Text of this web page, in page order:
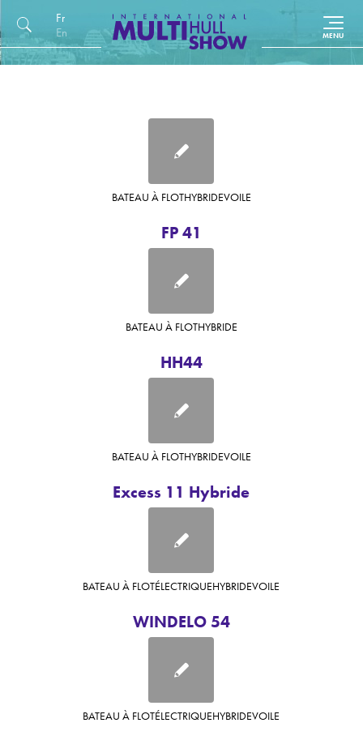
Français
English (UK)
FP 41
BATEAU À FLOTHYBRIDEVOILE
HH44
BATEAU À FLOTHYBRIDE
Excess 11 Hybride
BATEAU À FLOTHYBRIDEVOILE
WINDELO 54
BATEAU À FLOTÉLECTRIQUEHYBRIDEVOILE
BATEAU À FLOTÉLECTRIQUEHYBRIDEVOILE